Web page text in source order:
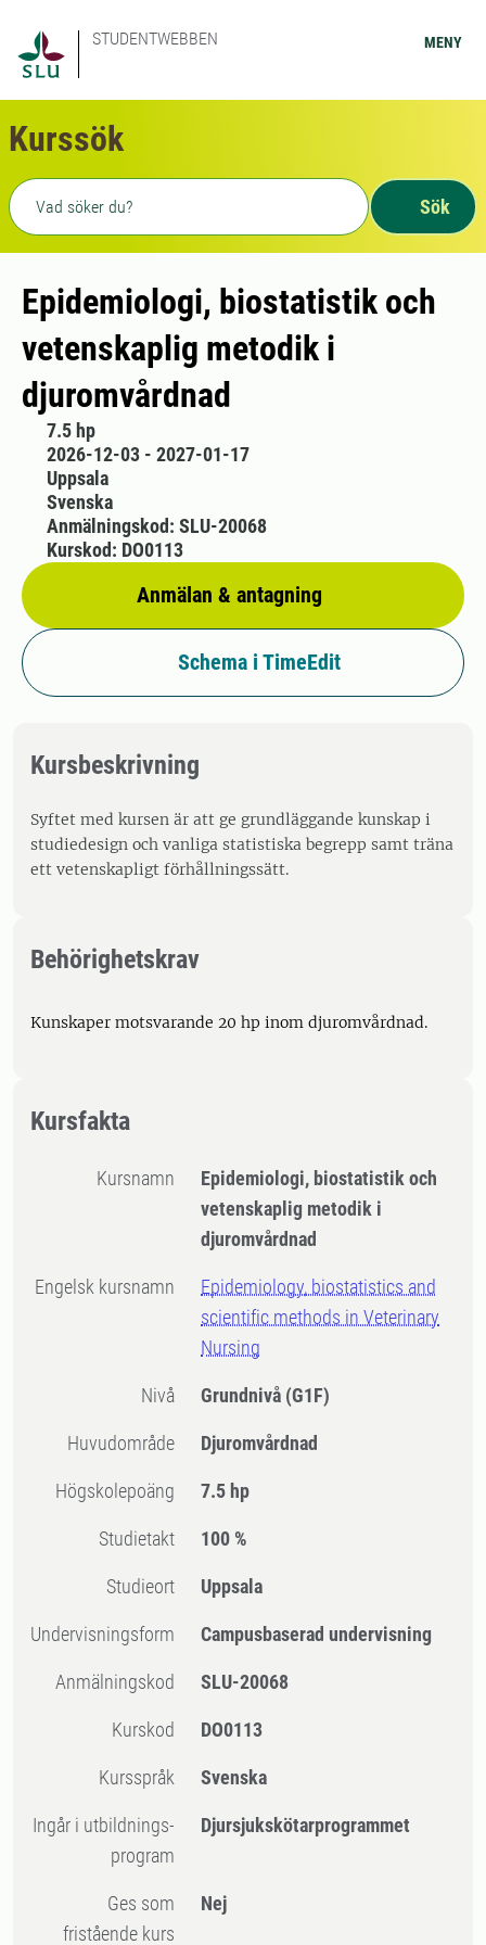
STUDENTWEBBEN MENY
Kurssök
Fritext sökning
Sök
Epidemiologi, biostatistik och
vetenskaplig metodik i
djuromvårdnad
7.5 hp
2026-12-03 - 2027-01-17
Uppsala
Svenska
Anmälan & antagning
Anmälningskod: SLU-20068
Kurskod: DO0113
Schema i TimeEdit
Kursbeskrivning
Syftet med kursen är att ge grundläggande kunskap i
studiedesign och vanliga statistiska begrepp samt träna
ett vetenskapligt förhållningssätt.
Behörighetskrav
Kunskaper motsvarande 20 hp inom djuromvårdnad.
Kursfakta
Kursnamn
Epidemiologi, biostatistik och
vetenskaplig metodik i
djuromvårdnad
Engelsk kursnamn
Epidemiology, biostatistics and
scientific methods in Veterinary
Nursing
Nivå Grundnivå (G1F)
Huvudområde Djuromvårdnad
högskolepoäng 7.5 hp
Studietakt 100 %
Studieort Uppsala
Undervisningsform Campusbaserad undervisning
Anmälningskod SLU-20068
Kurskod DO0113
Kursspråk Svenska
Ingår i utbildnings-
program
Djursjukskötarprogrammet
Ges som
fristående kurs
Nej